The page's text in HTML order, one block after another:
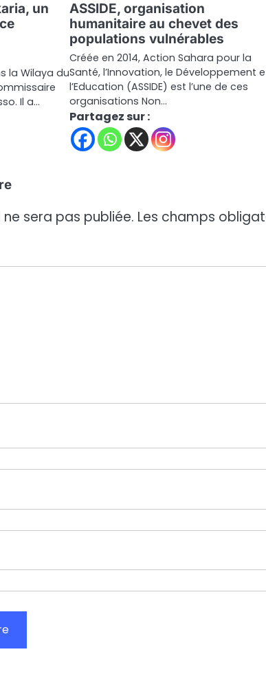
un
la Wilaya du
Il a…
ASSIDE, organisation
humanitaire au chevet des
populations vulnérables
Créée en 2014, Action Sahara pour la
Santé, l’Innovation, le Développement
l’Education (ASSIDE) est l’une de ces
organisations Non…
Partagez sur :
sera pas publiée. Les champs